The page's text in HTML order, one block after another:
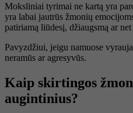
Moksliniai tyrimai ne kartą yra
yra labai jautrūs žmonių
patiriamą liūdesį, džiaugsmą ar
Pavyzdžiui, jeigu namuose
neramūs ar agresyvūs.
Kaip skirtingos
augintinius?